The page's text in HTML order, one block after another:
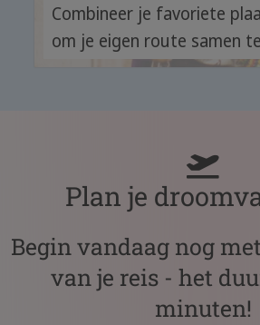
Combineer je favoriete
om je eigen route samen
en kies geschikte
Plan je
Begin vandaag nog
van je reis - het
minuten!